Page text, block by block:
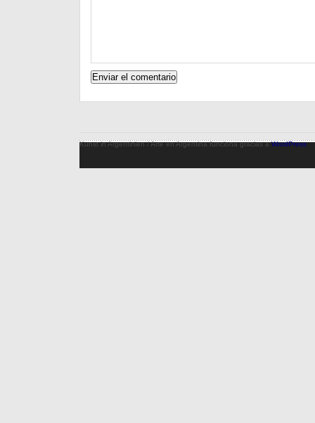
Kunst in Argentinien / Arte en Argentina funciona gracias aWordPress